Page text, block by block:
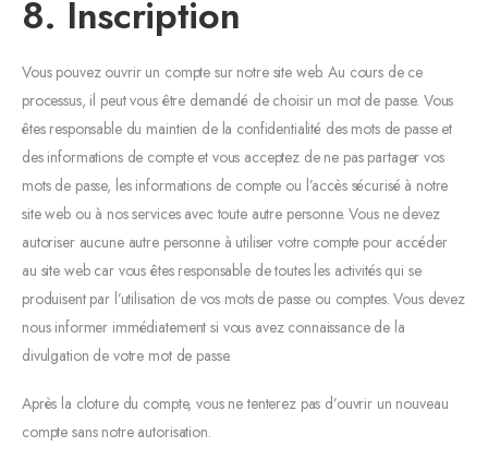
8. Inscription
Vous pouvez ouvrir un compte sur notre site web. Au cours de ce
processus, il peut vous être demandé de choisir un mot de passe. Vous
êtes responsable du maintien de la confidentialité des mots de passe et
des informations de compte et vous acceptez de ne pas partager vos
mots de passe, les informations de compte ou l’accès sécurisé à notre
site web ou à nos services avec toute autre personne. Vous ne devez
autoriser aucune autre personne à utiliser votre compte pour accéder
au site web car vous êtes responsable de toutes les activités qui se
produisent par l’utilisation de vos mots de passe ou comptes. Vous devez
nous informer immédiatement si vous avez connaissance de la
divulgation de votre mot de passe.
Après la cloture du compte, vous ne tenterez pas d’ouvrir un nouveau
compte sans notre autorisation.